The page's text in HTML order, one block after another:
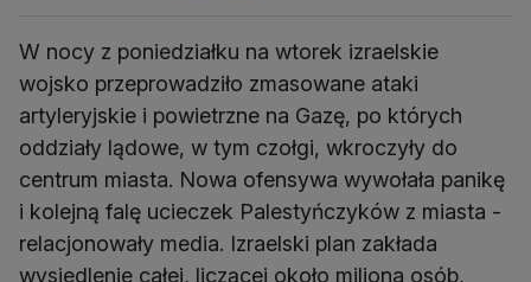
W nocy z poniedziałku na wtorek izraelskie
wojsko przeprowadziło zmasowane ataki
artyleryjskie i powietrzne na Gazę, po których
oddziały lądowe, w tym czołgi, wkroczyły do
centrum miasta. Nowa ofensywa wywołała panikę
i kolejną falę ucieczek Palestyńczyków z miasta -
relacjonowały media. Izraelski plan zakłada
wysiedlenie całej, liczącej około miliona osób,